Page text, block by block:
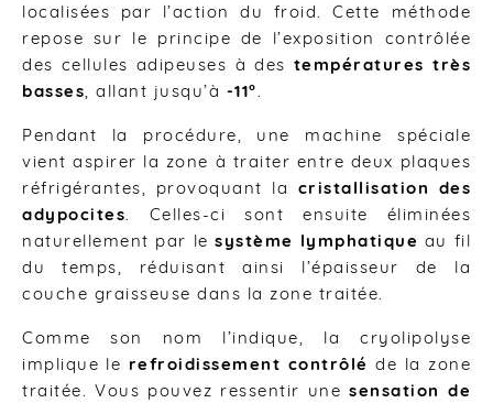
localisées par l’action du froid. Cette méthode
repose sur le principe de l’exposition contrôlée
des cellules adipeuses à des températures très
basses, allant jusqu’à -11°.
Pendant la procédure, une machine spéciale
vient aspirer la zone à traiter entre deux plaques
réfrigérantes, provoquant la cristallisation des
adypocites. Celles-ci sont ensuite éliminées
naturellement par le système lymphatique au fil
du temps, réduisant ainsi l’épaisseur de la
couche graisseuse dans la zone traitée.
Comme son nom l’indique, la cryolipolyse
implique le refroidissement contrôlé de la zone
traitée. Vous pouvez ressentir unesensation de